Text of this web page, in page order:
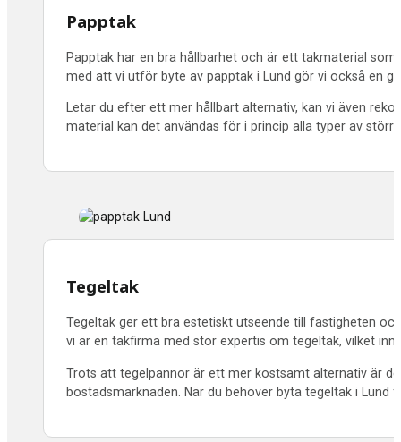
Papptak
Papptak har en bra hållbarhet och är ett takmaterial
med att vi utför byte av papptak i Lund gör vi också en
Letar du efter ett mer hållbart alternativ, kan vi även
material kan det användas för i princip alla typer av
Tegeltak
Tegeltak ger ett bra estetiskt utseende till fastigheten
vi är en takfirma med stor expertis om tegeltak, vilket
Trots att tegelpannor är ett mer kostsamt alternativ är
bostadsmarknaden. När du behöver byta tegeltak i Lund